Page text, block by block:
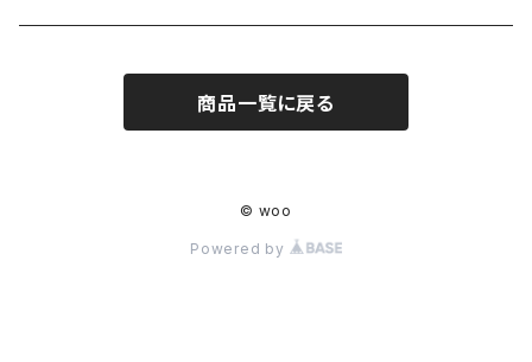
商品一覧に戻る
© woo
Powered by